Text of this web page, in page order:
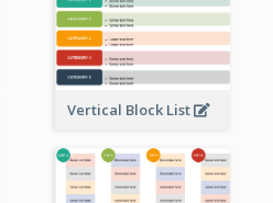
Vertical Block List